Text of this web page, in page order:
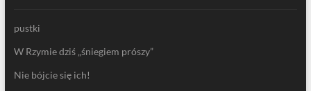
pustki
W Rzymie dziś „śniegiem prószy”
Nie bójcie się ich!